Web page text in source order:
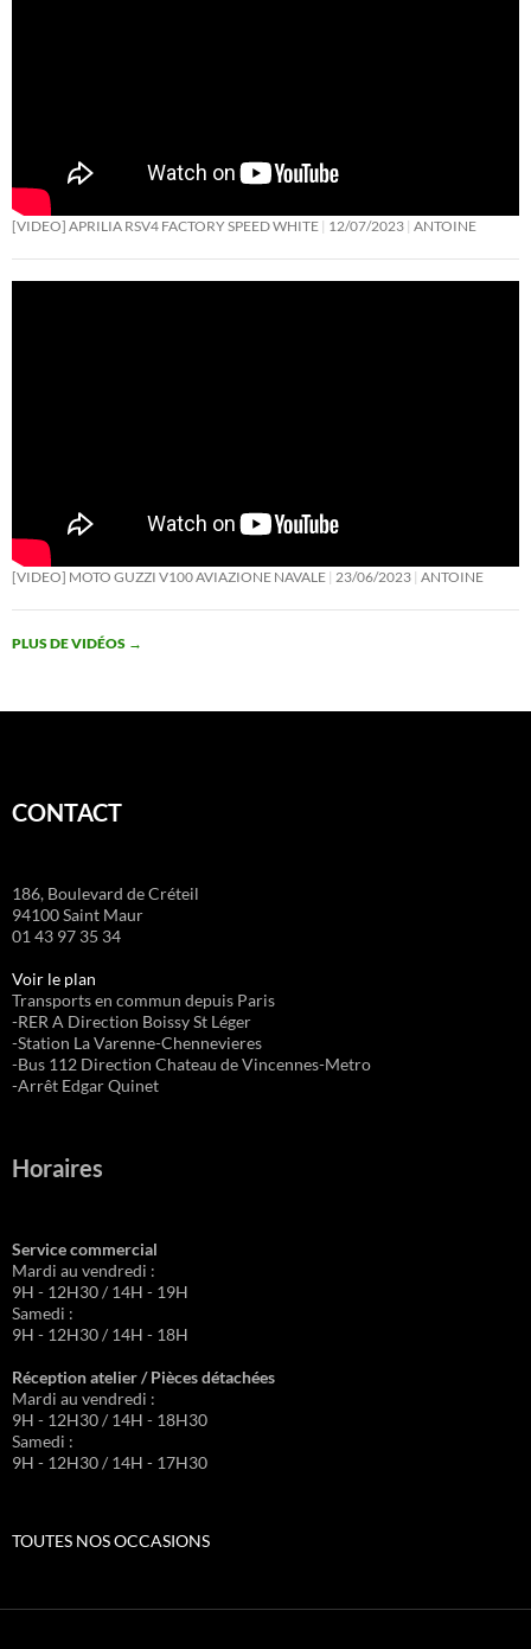
[VIDEO] APRILIA RSV4 FACTORY SPEED WHITE 12/07/2023 ANTOINE
[VIDEO] MOTO GUZZI V100 AVIAZIONE NAVALE 23/06/2023 ANTOINE
PLUS DE VIDÉOS →
CONTACT
186, Boulevard de Créteil
94100 Saint Maur
01 43 97 35 34
Voir le plan
Transports en commun depuis Paris
-RER A Direction Boissy St Léger
-Station La Varenne-Chennevieres
-Bus 112 Direction Chateau de Vincennes-Metro
-Arrêt Edgar Quinet
Horaires
Service commercial
Mardi au vendredi :
9H - 12H30 / 14H - 19H
Samedi :
9H - 12H30 / 14H - 18H
Réception atelier / Pièces détachées
Mardi au vendredi :
9H - 12H30 / 14H - 18H30
Samedi :
9H - 12H30 / 14H - 17H30
TOUTES NOS OCCASIONS